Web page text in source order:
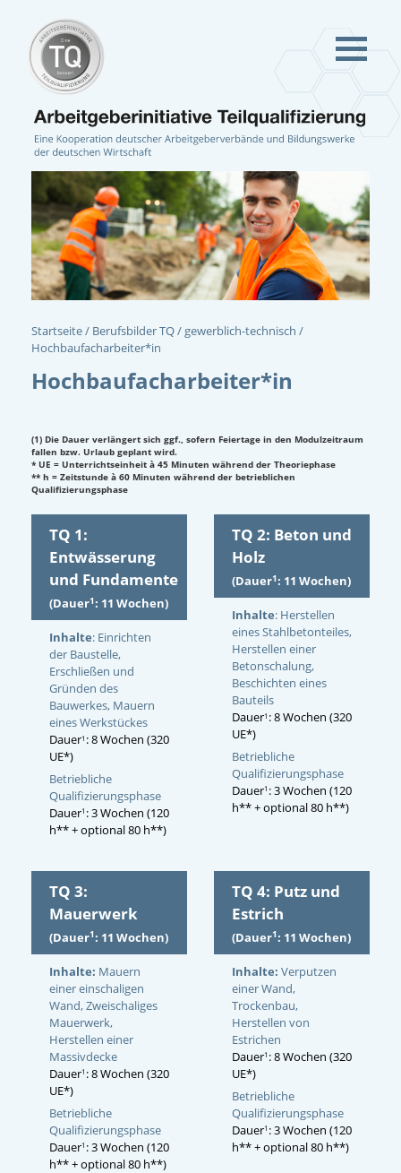
Startseite Berufsbilder TQ
gewerblich-technisch
Hochbaufacharbeiter*in
Hochbaufacharbeiter*in
(1) Die Dauer verlängert sich ggf., sofern Feiertage in den Modulzeitraum
fallen bzw. Urlaub geplant wird.
* UE = Unterrichtseinheit à 45 Minuten während der Theoriephase
** h = Zeitstunde à 60 Minuten während der betrieblichen
Qualifizierungsphase
TQ 1:
Entwässerung
und Fundamente
(Dauer1: 11 Wochen)
Inhalte: Einrichten
der Baustelle,
Erschließen und
Gründen des
Bauwerkes, Mauern
eines Werkstückes
Dauer1 : 8 Wochen (320
UE*)
Betriebliche
Qualifizierungsphase
Dauer1 : 3 Wochen (120
h** + optional 80 h**)
TQ 2: Beton und
Holz
(Dauer1: 11 Wochen)
Inhalte: Herstellen
eines Stahlbetonteiles,
Herstellen einer
Betonschalung,
Beschichten eines
Bauteils
Dauer1 : 8 Wochen (320
UE*)
Betriebliche
Qualifizierungsphase
Dauer1 : 3 Wochen (120
h** + optional 80 h**)
TQ 3:
Mauerwerk
(Dauer1: 11 Wochen)
Inhalte: Mauern
einer einschaligen
Wand, Zweischaliges
Mauerwerk,
Herstellen einer
Massivdecke
Dauer1 : 8 Wochen (320
UE*)
Betriebliche
Qualifizierungsphase
Dauer1 : 3 Wochen (120
h** + optional 80 h**)
TQ 4: Putz und
Estrich
(Dauer1: 11 Wochen)
Inhalte: Verputzen
einer Wand,
Trockenbau,
Herstellen von
Estrichen
Dauer1 : 8 Wochen (320
UE*)
Betriebliche
Qualifizierungsphase
Dauer1 : 3 Wochen (120
h** + optional 80 h**)